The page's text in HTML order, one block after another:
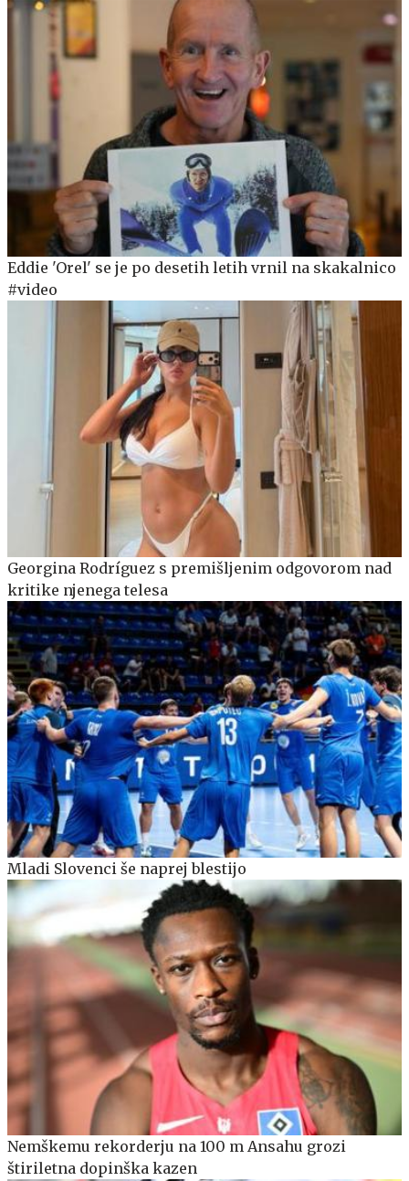
Eddie 'Orel' se je po desetih letih vrnil na skakalnico
#video
Georgina Rodríguez s premišljenim odgovorom nad
kritike njenega telesa
Mladi Slovenci še naprej blestijo
Nemškemu rekorderju na 100 m Ansahu grozi
štiriletna dopinška kazen